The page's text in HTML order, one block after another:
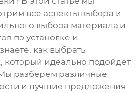
все аспекты выбора и
выбора материала и
по установке и
как выбрать
, который идеально подойдет
разберем различные
и лучшие предложения